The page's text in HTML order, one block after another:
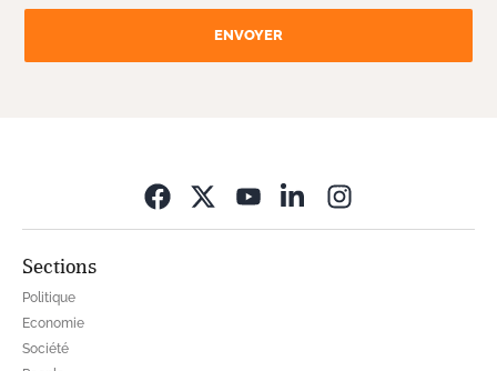
ENVOYER
Sections
Politique
Economie
Société